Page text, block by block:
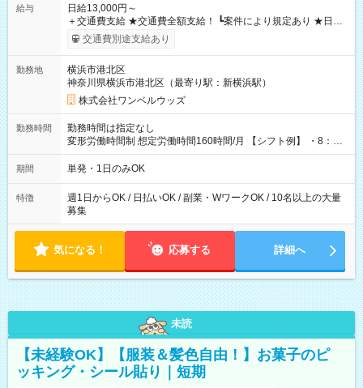
給与
日給13,000円～
＋交通費支給 ★交通費全額支給！ ┗案件により規定あり ★日払
いOK！（規定あり） ┗働いたその日に現金GET♪ お仕事後はコ
ンビニATMから 日払い分を引き落とせます！ 【試用期間】試
交通費別途支給あり
勤務地
横浜市港北区
神奈川県横浜市港北区（最寄り駅：新横浜駅）
株式会社ワンベルウッズ
勤務時間
勤務時間は指定なし
変形労働時間制 想定労働時間160時間/月 【シフト例】 ・8：00
～21：00
期間 単発・1日のみOK
特徴
週1日からOK / 日払いOK / 副業・WワークOK / 10名以上の大量
募集
気になる！ 応募する 詳細へ
未読
【未経験OK】【服装＆髪色自由！】お菓子のピ
ッキング・シール貼り｜短期